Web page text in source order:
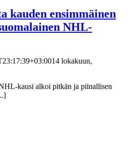
kauden ensimmäinen
NHL-
14 lokakuun,
kausi alkoi pitkän ja piinallisen